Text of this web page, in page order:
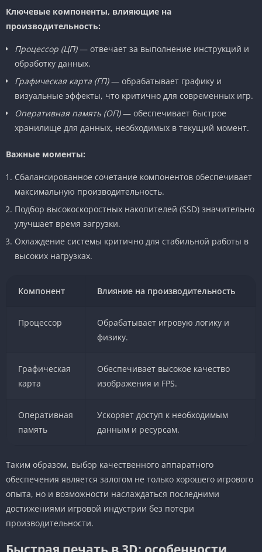
Ключевые компоненты, влияющие на
производительность:
Процессор (ЦП)— отвечает за выполнение инструкций и
обработку данных.
Графическая карта (ГП)— обрабатывает графику и
визуальные эффекты, что критично для современных игр.
Оперативная память (ОП)— обеспечивает быстрое
хранилище для данных, необходимых в текущий момент.
Важные моменты:
Сбалансированное сочетание компонентов обеспечивает
максимальную производительность.
Подбор высокоскоростных накопителей (SSD) значительно
улучшает время загрузки.
Охлаждение системы критично для стабильной работы в
высоких нагрузках.
Компонент Влияние на производительность
Процессор
Обрабатывает игровую логику и
физику.
Графическая
карта
Обеспечивает высокое качество
изображения и FPS.
Оперативная
память
Ускоряет доступ к необходимым
данным и ресурсам.
Таким образом, выбор качественного аппаратного
обеспечения является залогом не только хорошего игрового
опыта, но и возможности наслаждаться последними
достижениями игровой индустрии без потери
производительности.